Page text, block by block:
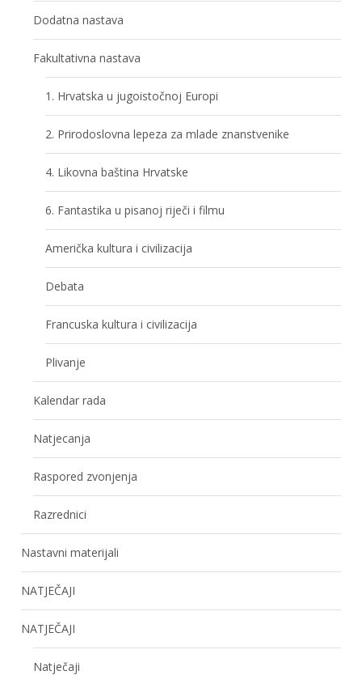
Dodatna nastava
Fakultativna nastava
1. Hrvatska u jugoistočnoj Europi
2. Prirodoslovna lepeza za mlade znanstvenike
4. Likovna baština Hrvatske
6. Fantastika u pisanoj riječi i filmu
Američka kultura i civilizacija
Debata
Francuska kultura i civilizacija
Plivanje
Kalendar rada
Natjecanja
Raspored zvonjenja
Razrednici
Nastavni materijali
NATJEČAJI
NATJEČAJI
Natječaji